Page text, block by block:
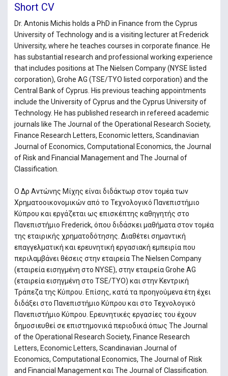
Short CV
Dr. Antonis Michis holds a PhD in Finance from the Cyprus
University of Technology and is a visiting lecturer at Frederick
University, where he teaches courses in corporate finance. He
has substantial research and professional working experience
that includes positions at The Nielsen Company (NYSE listed
corporation), Grohe AG (TSE/TYO listed corporation) and the
Central Bank of Cyprus. His previous teaching appointments
include the University of Cyprus and the Cyprus University of
Technology. He has published research in refereed academic
journals like The Journal of the Operational Research Society,
Finance Research Letters, Economic letters, Scandinavian
Journal of Economics, Computational Economics, the Journal
of Risk and Financial Management and The Journal of
Classification.
Ο Δρ Αντώνης Μίχης είναι διδάκτωρ στον τομέα των
Χρηματοοικονομικών από το Τεχνολογικό Πανεπιστήμιο
Κύπρου και εργάζεται ως επισκέπτης καθηγητής στο
Πανεπιστήμιο Frederick, όπου διδάσκει μαθήματα στον τομέα
της εταιρικής χρηματοδότησης. Διαθέτει σημαντική
επαγγελματική και ερευνητική εργασιακή εμπειρία που
περιλαμβάνει θέσεις στην εταιρεία The Nielsen Company
(εταιρεία εισηγμένη στο NYSE), στην εταιρεία Grohe AG
(εταιρεία εισηγμένη στο TSE/TYO) και στην Κεντρική
Τράπεζα της Κύπρου. Επίσης, κατά τα προηγούμενα έτη έχει
διδάξει στο Πανεπιστήμιο Κύπρου και στο Τεχνολογικό
Πανεπιστήμιο Κύπρου. Ερευνητικές εργασίες του έχουν
δημοσιευθεί σε επιστημονικά περιοδικά όπως The Journal
of the Operational Research Society, Finance Research
Letters, Economic Letters, Scandinavian Journal of
Economics, Computational Economics, The Journal of Risk
and Financial Management και The Journal of Classification.